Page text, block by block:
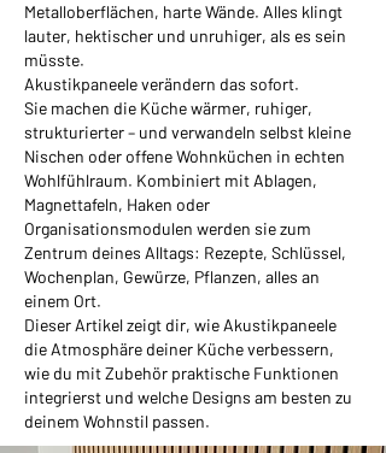
Metalloberflächen, harte Wände. Alles klingt
lauter, hektischer und unruhiger, als es sein
müsste.
Akustikpaneele verändern das sofort.
Sie machen die Küche wärmer, ruhiger,
strukturierter – und verwandeln selbst kleine
Nischen oder offene Wohnküchen in echten
Wohlfühlraum. Kombiniert mit Ablagen,
Magnettafeln, Haken oder
Organisationsmodulen werden sie zum
Zentrum deines Alltags: Rezepte, Schlüssel,
Wochenplan, Gewürze, Pflanzen, alles an
einem Ort.
Dieser Artikel zeigt dir, wie Akustikpaneele
die Atmosphäre deiner Küche verbessern,
wie du mit Zubehör praktische Funktionen
integrierst und welche Designs am besten zu
deinem Wohnstil passen.